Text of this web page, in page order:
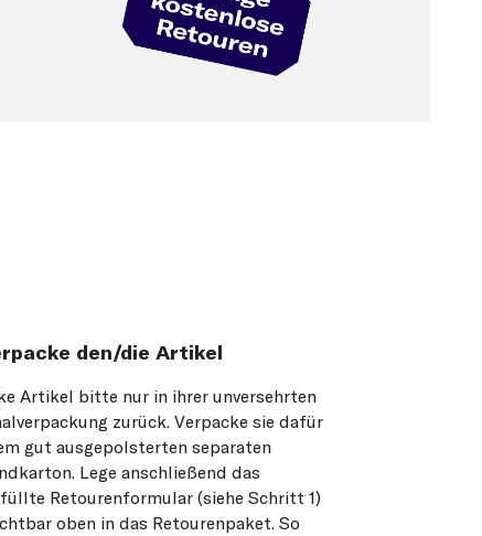
den/die Artikel
Artikel bitte nur in ihrer unversehrten
zurück. Verpacke sie dafür
gut ausgepolsterten separaten
Lege anschließend das
Retourenformular (siehe Schritt 1)
oben in das Retourenpaket. So